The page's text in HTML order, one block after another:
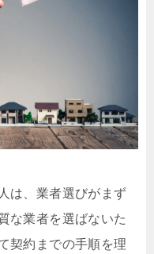
は、業者選びがまず
な業者を選ばないた
契約までの手順を理